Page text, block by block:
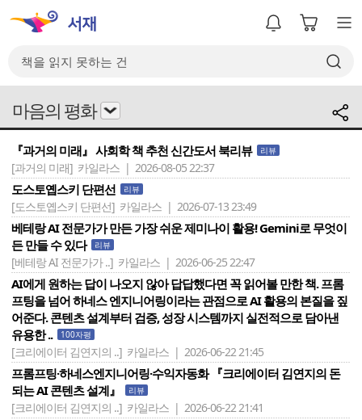
마음의 평화
『과거의 미래』 사회학 책 추천 신간도서 북리뷰 리뷰
[과거의 미래] 카일라스 | 2026-08-05 22:37
도스토옙스키 단편선 리뷰
[도스토옙스키 단편선] 카일라스 | 2026-07-13 23:49
베테랑 AI 전문가가 만든 가장 쉬운 제미나이 활용! Gemini로 무엇이
든 만들 수 있다
리뷰
[베테랑 AI 전문가가 ..] 카일라스 | 2026-06-25 22:47
AI에게 원하는 답이 나오지 않아 답답했다면 꼭 읽어볼 만한 책. 프롬
프팅을 넘어 하네스 엔지니어링이라는 관점으로 AI 활용의 본질을 짚
어준다. 콘텐츠 설계부터 검증, 성장 시스템까지 실전적으로 담아낸
유용한 ..
100자평
[크리에이터 김연지의 ..] 카일라스 | 2026-06-22 21:45
프롬프팅·하네스엔지니어링·수익자동화 『크리에이터 김연지의 돈
되는 AI 콘텐츠 설계』
리뷰
[크리에이터 김연지의 ..] 카일라스 | 2026-06-22 21:41